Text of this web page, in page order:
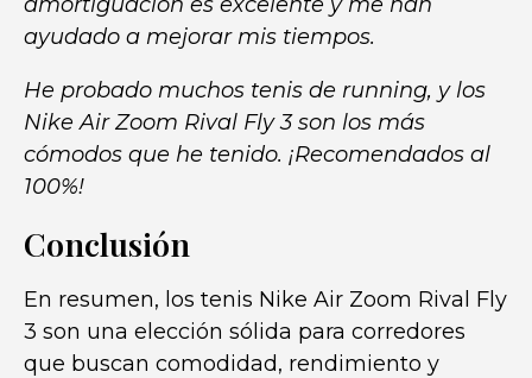
ayudado a mejorar mis tiempos.
He probado muchos tenis de running, y los
Nike Air Zoom Rival Fly 3 son los más
cómodos que he tenido. ¡Recomendados al
100%!
Conclusión
En resumen, los tenis Nike Air Zoom Rival Fly
3 son una elección sólida para corredores
que buscan comodidad, rendimiento y